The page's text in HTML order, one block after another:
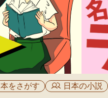
本をさがす 日本の小説